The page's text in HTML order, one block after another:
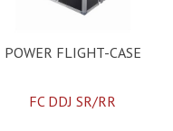
POWER FLIGHT-CASE
FC DDJ SR/RR